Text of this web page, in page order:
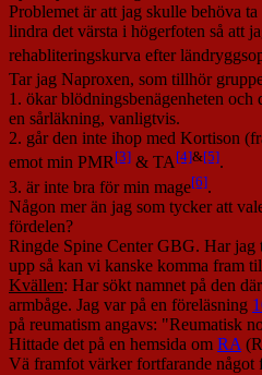
Problemet är att jag skulle behöva
lindra det värsta i högerfoten så att
rehabliteringskurva efter
Tar jag Naproxen, som tillhör
1. ökar blödningsbenägenheten och
en sårläkning, vanligtvis.
2. går den inte ihop med Kortison
emot min PMR[3] & TA[4]&[5].
3. är inte bra för min mage[6].
Någon mer än jag som tycker att
fördelen?
Ringde Spine Center GBG. Har jag
upp så kan vi kanske komma fram
Kvällen: Har sökt namnet på den
armbåge. Jag var på en föreläsning
på reumatism angavs: "Reumatisk
Hittade det på en hemsida om RA
Vä framfot värker fortfarande något